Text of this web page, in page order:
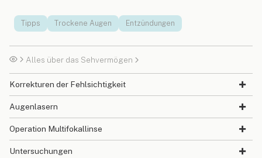
Tipps Trockene Augen Entzündungen
Alles über das Sehvermögen
Korrekturen der Fehlsichtigkeit
Augenlasern
Operation Multifokallinse
Untersuchungen